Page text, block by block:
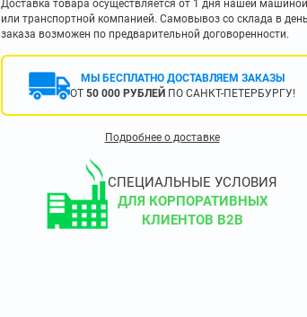
400 мм
450 мм
Показать еще ▼
Доставка товара осуществляется от 1 дня нашей машиной
или транспортной компанией. Самовывоз со склада в
заказа возможен по предварительной договоренности.
МЫ БЕСПЛАТНО ДОСТАВЛЯЕМ ЗАКАЗЫ
ОТ50 000 РУБЛЕЙ ПО САНКТ-ПЕТЕРБУРГУ!
Подробнее о доставке
СПЕЦИАЛЬНЫЕ УСЛОВИЯ
ДЛЯ КОРПОРАТИВНЫХ
КЛИЕНТОВ B2B